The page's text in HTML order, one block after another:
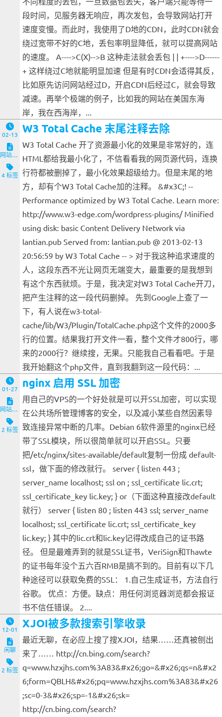
段时间，见服务器无响应，再次发包，会导致网站打开
速度变慢。而此时，我使用了D地的CDN，此时CDN就会
绕过宽带不好的C地，丢包率明显降低，就可以提高网站
的速度。 A---->C(X)-->B 这种走法就会丢包 | | +---->D------
+ 这样绕过C地就能明显加速 但是有时CDN会适得其反，
比如原先访问网站经过D，开启CDN后经过C，就会导致
减速。再举个极端的例子，比如我的网站在美国东海
岸，我在西海岸，...
02-13
网站与服务端
4 标签
W3 Total Cache 末尾注释去除
W3 Total Cache 开了资源最小化的效果是非常好的，连
HTML都给我最小化了，不信看看我的网页源代码，连换
行符都被删掉了，最小化效果超级给力。但是末尾的地
方，却有个W3 Total Cache加的注释。 &#x3C;! --
Performance optimized by W3 Total Cache. Learn more:
http://www.w3-edge.com/wordpress-plugins/ Minified
using disk: basic Content Delivery Network via
lantian.pub Served from: lantian.pub @ 2013-02-13
20:56:59 by W3 Total Cache -- > 对于我这种追求速度的
人，这段东西不光让网页无端变大，最重要的是我想到
有这个东西就烦。于是，我决定对W3 Total Cache开刀，
把产生注释的这一段代码删掉。 先到Google上查了一
下，有人说在w3-total-
cache/lib/W3/Plugin/TotalCache.php这个文件的2000多
行的位置。结果我打开文件一看，整个文件才800行，哪
来的2000行？继续搜，无果。只能我自己看看吧。于是
我开始翻这个php文件，直到我翻到这一段代码：...
01-27
网站与服务端
2 标签
nginx 启用 SSL 加密
用自己的VPS的一个好处就是可以开SSL加密，可以实现
在公共场所管理博客的安全，以及减小某些自然因素导
致连接异常中断的几率。Debian 6软件源里的nginx已经
带了SSL模块，所以很简单就可以开启SSL。只要
把/etc/nginx/sites-available/default复制一份成 default-
ssl，做下面的修改就行。 server { listen 443 ;
server_name localhost; ssl on ; ssl_certificate lic.crt;
ssl_certificate_key lic.key; } or（下面这种直接改default
就行） server { listen 80 ; listen 443 ssl; server_name
localhost; ssl_certificate lic.crt; ssl_certificate_key
lic.key; } 其中的lic.crt和lic.key记得改成自己的证书路
径。 但是最难弄到的就是SSL证书，VeriSign和Thawte
的证书每年没个五六百RMB是搞不到的。目前有以下几
种途径可以获取免费的SSL： 1.自己生成证书，方法自行
谷歌。 优点：方便。缺点：用任何浏览器浏览都会报证
书不信任错误。 2....
12-01
闲聊
2 标签
XJOI被多款搜索引擎收录
最近无聊，在必应上搜了搜XJOI，结果……还真被刨出
来了…… http://cn.bing.com/search?
q=www.hzxjhs.com%3A83&#x26;go=&#x26;qs=n&#x2
6;form=QBLH&#x26;pq=www.hzxjhs.com%3A83&#x26
;sc=0-3&#x26;sp=-1&#x26;sk=
http://cn.bing.com/search?